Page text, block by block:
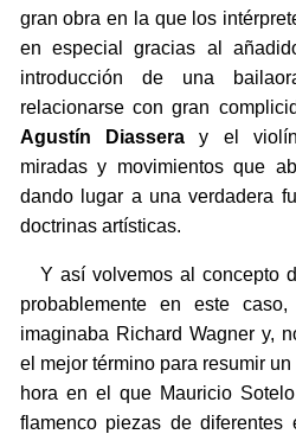
gran obra en la que los
en especial gracias al
introducción de una
relacionarse con gran
Agustín Diassera y el violín
miradas y movimientos que
dando lugar a una verdadera
doctrinas artísticas.
Y así volvemos al concepto
probablemente en este
imaginaba Richard Wagner y,
el mejor término para resumir
hora en el que Mauricio
flamenco piezas de